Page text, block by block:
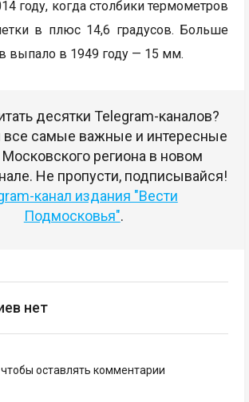
году, когда столбики термометров
в плюс 14,6 градусов. Больше
выпало в 1949 году — 15 мм.
десятки Telegram-каналов?
самые важные и интересные
региона в новом
Не пропусти, подписывайся!
канал издания "Вести
Подмосковья".
нет
чтобы оставлять комментарии